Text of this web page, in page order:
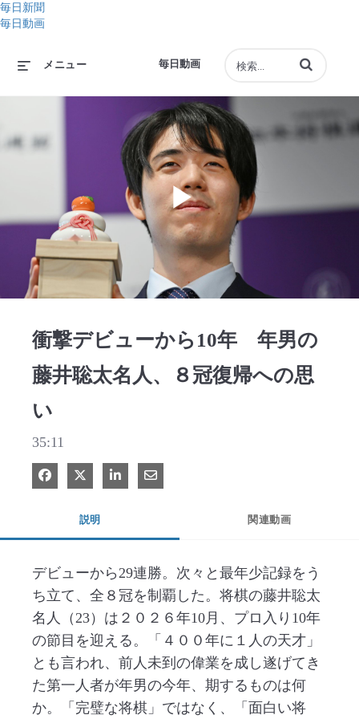
毎日新聞
毎日動画
毎日動画
メニュー 動画の検索語句
Play
衝撃デビューから10年 年男の
藤井聡太名人、８冠復帰への思
い
35:11
Facebook で共有
Xで共有する
LinkedIn で共有
電子メールで共有
説明 関連動画
デビューから29連勝。次々と最年少記録をう
ち立て、全８冠を制覇した。将棋の藤井聡太
名人（23）は２０２６年10月、プロ入り10年
の節目を迎える。「４００年に１人の天才」
とも言われ、前人未到の偉業を成し遂げてき
た第一人者が年男の今年、期するものは何
か。「完璧な将棋」ではなく、「面白い将